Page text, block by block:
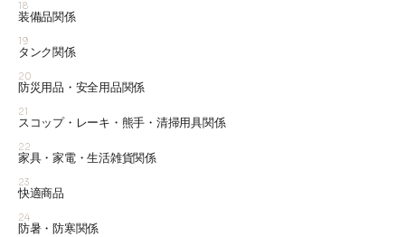
18
装備品関係
19
タンク関係
20
防災用品・安全用品関係
21
スコップ・レーキ・熊手・清掃用具関係
22
家具・家電・生活雑貨関係
23
快適商品
24
防暑・防寒関係